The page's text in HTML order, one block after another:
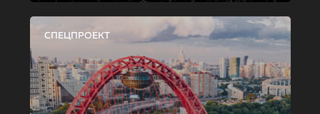
СПЕЦПРОЕКТ